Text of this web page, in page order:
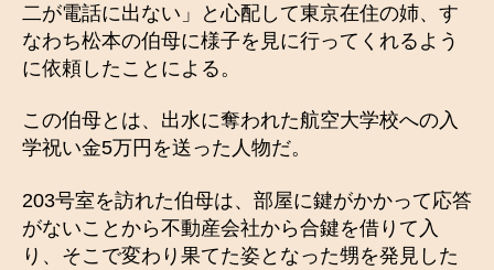
二が電話に出ない」と心配して東京在住の姉、す
なわち松本の伯母に様子を見に行ってくれるよう
に依頼したことによる。
この伯母とは、出水に奪われた航空大学校への入
学祝い金5万円を送った人物だ。
203号室を訪れた伯母は、部屋に鍵がかかって応答
がないことから不動産会社から合鍵を借りて入
り、そこで変わり果てた姿となった甥を発見した